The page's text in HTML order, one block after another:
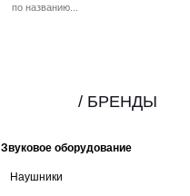
Звуковое оборудование
Наушники
/ БРЕНДЫ